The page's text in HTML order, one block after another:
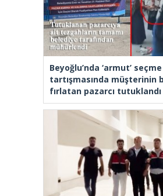
Beyoğlu’nda ‘armut’ seçme
tartışmasında müşterinin
fırlatan pazarcı tutuklandı